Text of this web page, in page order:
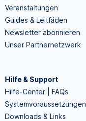
Veranstaltungen
Guides & Leitfäden
Newsletter abonnieren
Unser Partnernetzwerk
Hilfe & Support
Hilfe-Center | FAQs
Systemvoraussetzungen
Downloads & Links